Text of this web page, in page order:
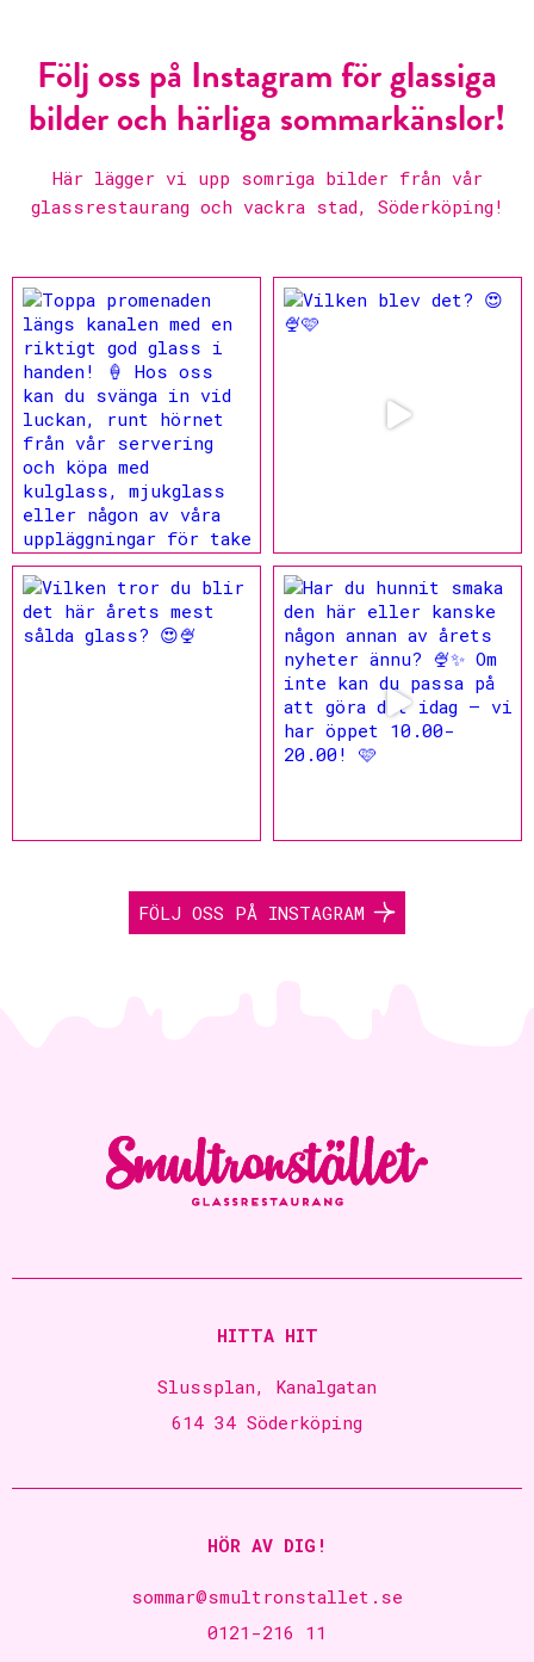
Följ oss på Instagram för glassiga
bilder och härliga sommarkänslor!
Här lägger vi upp somriga bilder från vår
glassrestaurang och vackra stad, Söderköping!
FÖLJ OSS PÅ INSTAGRAM
HITTA HIT
Slussplan, Kanalgatan
614 34 Söderköping
HÖR AV DIG!
sommar@smultronstallet.se
0121-216 11